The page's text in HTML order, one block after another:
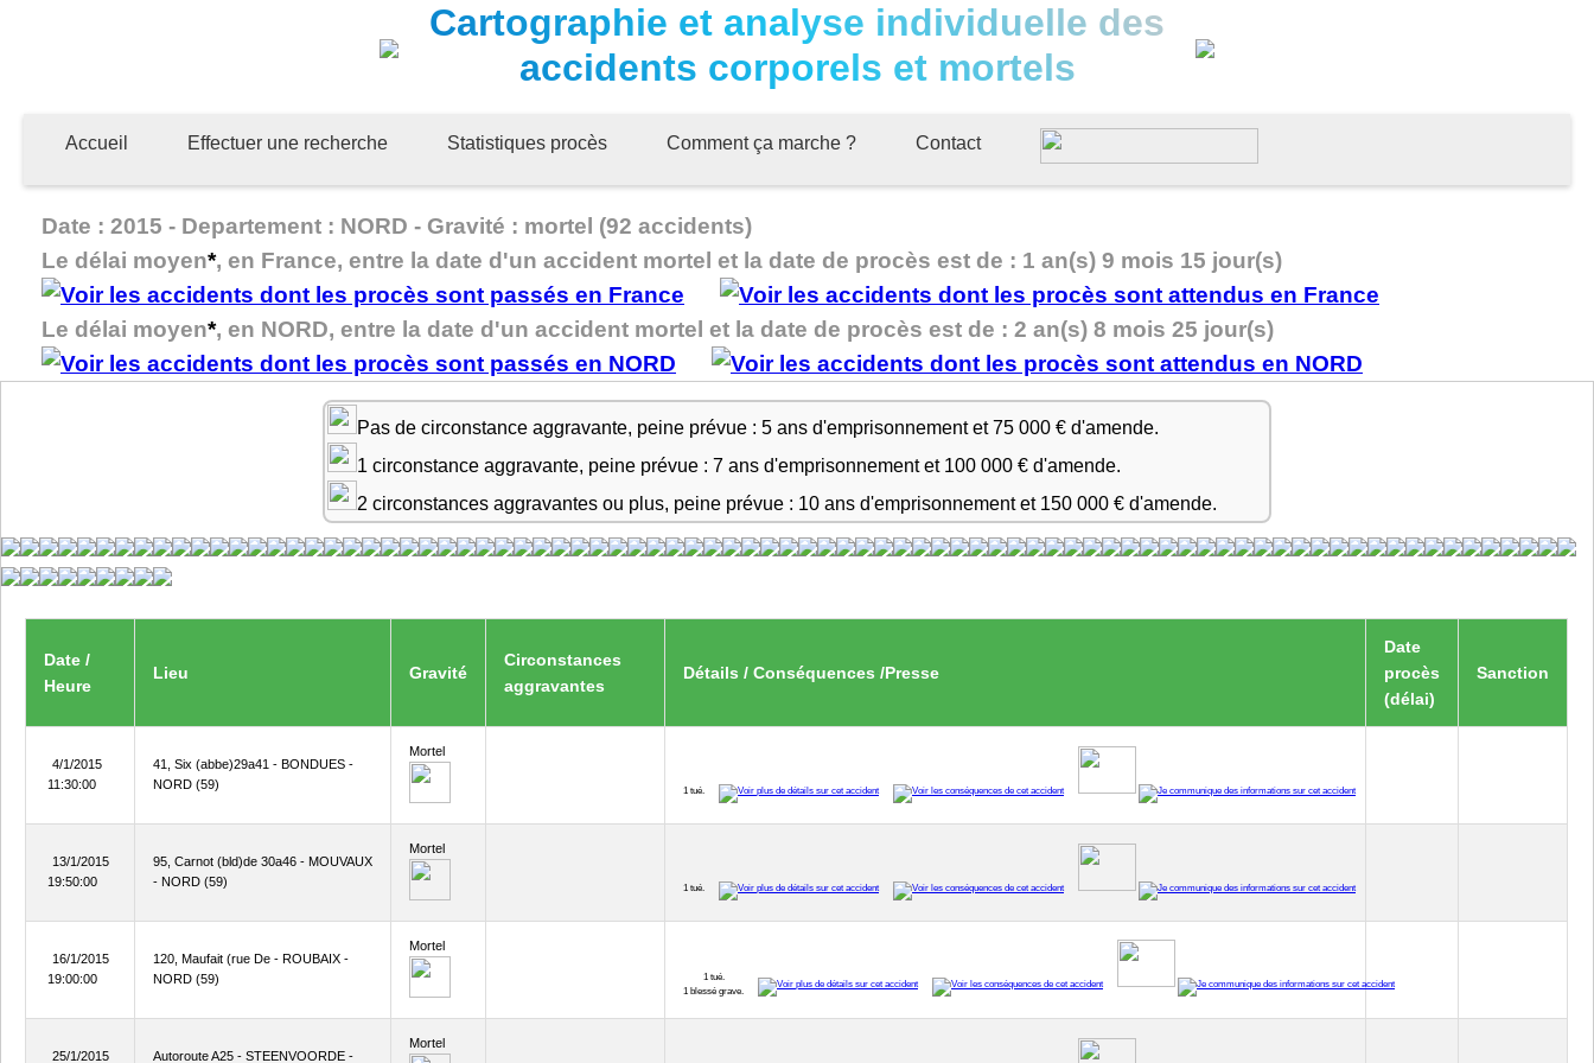
Cartographie et analyse individuelle des
accidents corporels et mortels
Accueil Effectuer une recherche Statistiques procès Comment ça marche ? Contact
Date : 2015 - Departement : NORD - Gravité : mortel (92 accidents)
Le délai moyen*, en France, entre la date d'un accident mortel et la date de procès est de : 1 an(s) 9 mois 15 jour(s)
Le délai moyen*, en NORD, entre la date d'un accident mortel et la date de procès est de : 2 an(s) 8 mois 25 jour(s)
Pas de circonstance aggravante, peine prévue : 5 ans d'emprisonnement et 75 000 € d'amende.
1 circonstance aggravante, peine prévue : 7 ans d'emprisonnement et 100 000 € d'amende.
2 circonstances aggravantes ou plus, peine prévue : 10 ans d'emprisonnement et 150 000 € d'amende.
Date /
Heure
Lieu Gravité
Circonstances
aggravantes
Détails / Conséquences /Presse
Date
procès
(délai)
Sanction
4/1/2015
11:30:00
41, Six (abbe)29a41 - BONDUES -
NORD (59)
Mortel
1 tué.
13/1/2015
19:50:00
95, Carnot (bld)de 30a46 - MOUVAUX
- NORD (59)
Mortel
1 tué.
16/1/2015
19:00:00
120, Maufait (rue De - ROUBAIX -
NORD (59)
Mortel
1 tué.
1 blessé grave.
25/1/2015 Autoroute A25 - STEENVOORDE -
Mortel